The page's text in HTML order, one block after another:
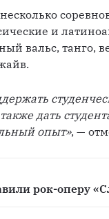
и
вальс, танго,
дать
опыт», —
рок-оперу